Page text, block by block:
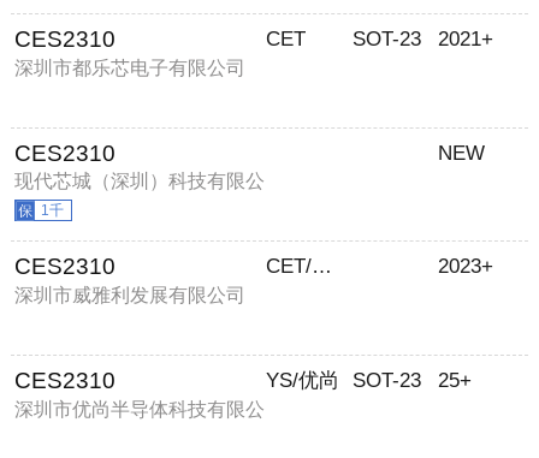
CES2310
深圳市都乐芯电子有限公司
CET SOT-23 2021+
CES2310
现代芯城（深圳）科技有限公
司 1千
NEW
CES2310
深圳市威雅利发展有限公司
CET/華瑞 2023+
CES2310
深圳市优尚半导体科技有限公
YS/优尚 SOT-23 25+